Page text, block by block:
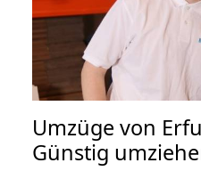
Umzüge von
Günstig